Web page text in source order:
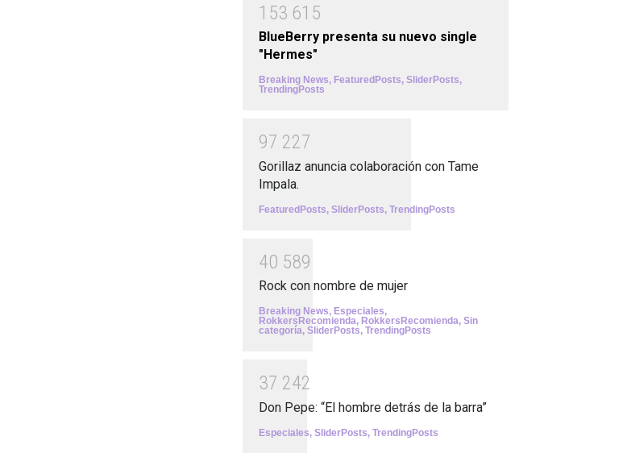
1 53 61 5
BlueBerry presenta su nuevo single
"Hermes"
Breaking News, FeaturedPosts, SliderPosts,
TrendingPosts
97 227
Gorillaz anuncia colaboración con Tame
Impala.
FeaturedPosts, SliderPosts, TrendingPosts
40 589
Rock con nombre de mujer
Breaking News, Especiales,
RokkersRecomienda, RokkersRecomienda, Sin
categoría, SliderPosts, TrendingPosts
37 242
Don Pepe: “El hombre detrás de la barra”
Especiales, SliderPosts, TrendingPosts